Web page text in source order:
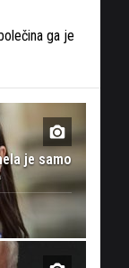
ga je
je samo